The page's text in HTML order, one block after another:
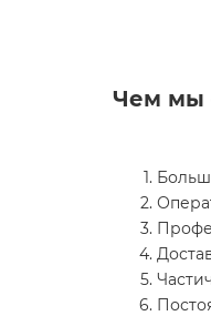
Чем мы